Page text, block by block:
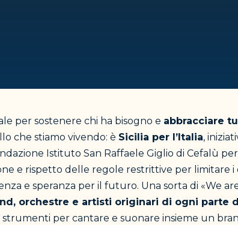
per sostenere chi ha bisogno e abbracciare
che stiamo vivendo: è Sicilia per l’Italia,
Istituto San Raffaele Giglio di Cefalù
e rispetto delle regole restrittive per limitare
e speranza per il futuro. Una sorta di «We
orchestre e artisti originari di ogni parte
strumenti per cantare e suonare insieme un